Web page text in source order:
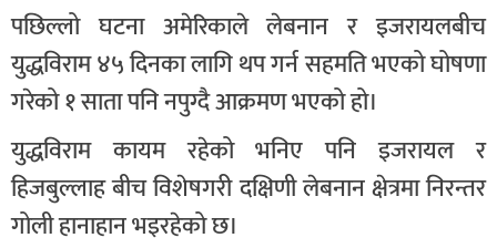
पछिल्लो घटना अमेरिकाले लेबनान र इजरायलबीच
युद्धविराम ४५ दिनका लागि थप गर्न सहमति भएको घोषणा
गरेको १ साता पनि नपुग्दै आक्रमण भएको हो।
युद्धविराम कायम रहेको भनिए पनि इजरायल र
हिजबुल्लाह बीच विशेषगरी दक्षिणी लेबनान क्षेत्रमा निरन्तर
गोली हानाहान भइरहेको छ।